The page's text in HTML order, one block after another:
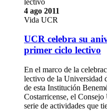
4 ago 2011
Vida UCR
UCR celebra su
primer ciclo lectivo
En el marco de la
lectivo de la Universidad
de esta Institución
Costarricense, el
serie de actividades que